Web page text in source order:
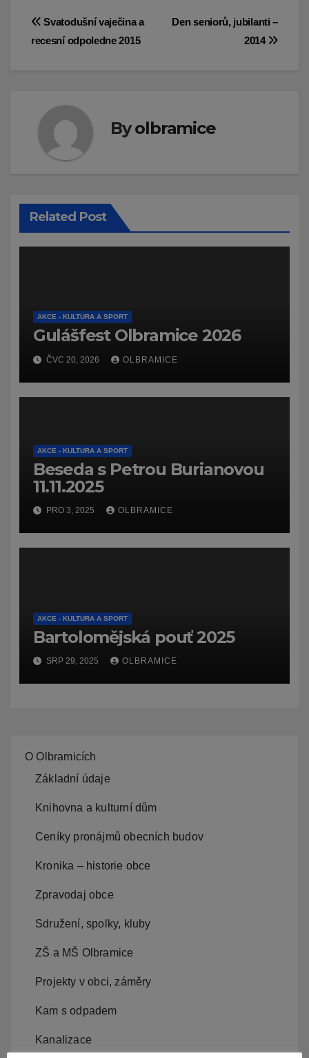
Navigace
Den seniorů, jubilanti –
2014
Svatodušní vaječina a
recesní odpoledne 2015
Byolbramice
Related Post
AKCE - KULTURA A SPORT
Gulášfest Olbramice 2026
ČVC 20, 2026 OLBRAMICE
AKCE - KULTURA A SPORT
Beseda s Petrou Burianovou
11.11.2025
PRO 3, 2025 OLBRAMICE
AKCE - KULTURA A SPORT
Bartolomějská pouť 2025
SRP 29, 2025 OLBRAMICE
O Olbramicích
Základní údaje
Knihovna a kulturní dům
Ceníky pronájmů obecních budov
Kronika – historie obce
Zpravodaj obce
Sdružení, spolky, kluby
ZŠ a MŠ Olbramice
Projekty v obci, záměry
Kam s odpadem
Kanalizace